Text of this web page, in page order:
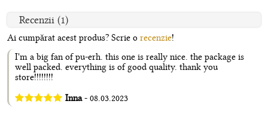
Recenzii (1)
Ai cumpărat acest produs? Scrie o recenzie!
I'm a big fan of pu-erh. this one is really nice. the package is
well packed. everything is of good quality. thank you
store!!!!!!!!
Inna- 08.03.2023